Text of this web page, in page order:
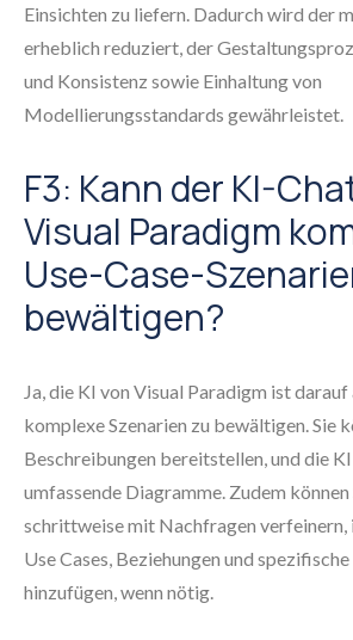
Einsichten zu liefern. Dadurch wird der
erheblich reduziert, der
und Konsistenz sowie Einhaltung von
Modellierungsstandards gewährleistet.
F3: Kann der KI-
Visual Paradigm
Use-Case-
bewältigen?
Ja, die KI von Visual Paradigm ist
komplexe Szenarien zu bewältigen. Sie
Beschreibungen bereitstellen, und die
umfassende Diagramme. Zudem
schrittweise mit Nachfragen verfeinern,
Use Cases, Beziehungen und
hinzufügen, wenn nötig.